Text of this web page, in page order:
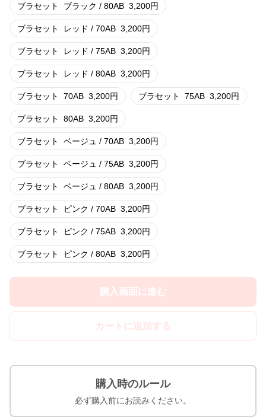
ブラセット ブラック / 80AB 3,200円
ブラセット レッド / 70AB 3,200円
ブラセット レッド / 75AB 3,200円
ブラセット レッド / 80AB 3,200円
ブラセット 70AB 3,200円 ブラセット 75AB 3,200円
ブラセット 80AB 3,200円
ブラセット ベージュ / 70AB 3,200円
ブラセット ベージュ / 75AB 3,200円
ブラセット ベージュ / 80AB 3,200円
ブラセット ピンク / 70AB 3,200円
ブラセット ピンク / 75AB 3,200円
ブラセット ピンク / 80AB 3,200円
購入画面に進む
カートに追加する
購入時のルール
必ず購入前にお読みください。